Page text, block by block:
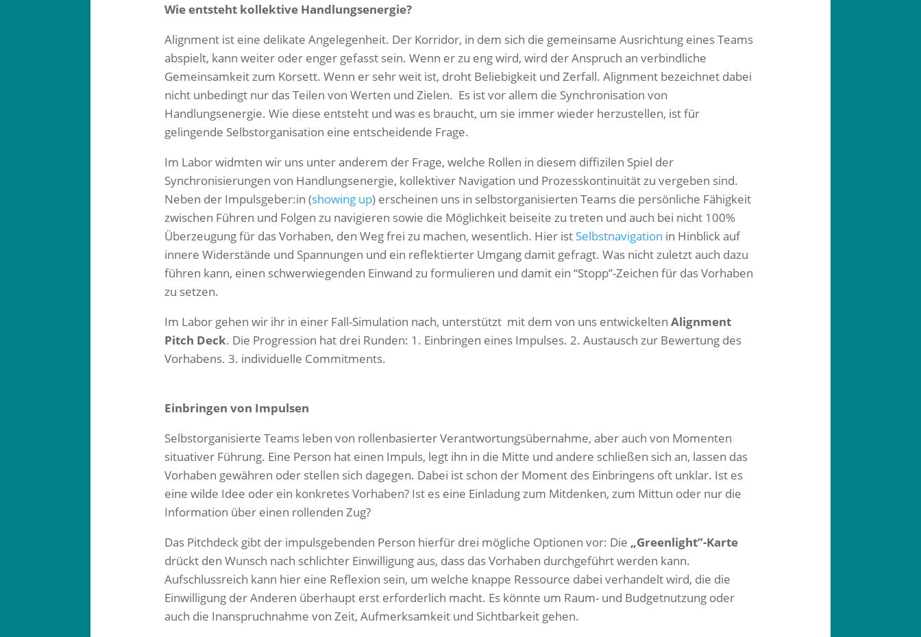
Wie entsteht kollektive Handlungsenergie?
Alignment ist eine delikate Angelegenheit. Der Korridor, in dem sich die gemeinsame Ausrichtung eines Teams
abspielt, kann weiter oder enger gefasst sein. Wenn er zu eng wird, wird der Anspruch an verbindliche
Gemeinsamkeit zum Korsett. Wenn er sehr weit ist, droht Beliebigkeit und Zerfall. Alignment bezeichnet dabei
nicht unbedingt nur das Teilen von Werten und Zielen. Es ist vor allem die Synchronisation von
Handlungsenergie. Wie diese entsteht und was es braucht, um sie immer wieder herzustellen, ist für
gelingende Selbstorganisation eine entscheidende Frage.
Im Labor widmten wir uns unter anderem der Frage, welche Rollen in diesem diffizilen Spiel der
Synchronisierungen von Handlungsenergie, kollektiver Navigation und Prozesskontinuität zu vergeben sind.
Neben der Impulsgeber:in (showing up) erscheinen uns in selbstorganisierten Teams die persönliche Fähigkeit
zwischen Führen und Folgen zu navigieren sowie die Möglichkeit beiseite zu treten und auch bei nicht 100%
Überzeugung für das Vorhaben, den Weg frei zu machen, wesentlich. Hier ist Selbstnavigation in Hinblick auf
innere Widerstände und Spannungen und ein reflektierter Umgang damit gefragt. Was nicht zuletzt auch dazu
führen kann, einen schwerwiegenden Einwand zu formulieren und damit ein “Stopp”-Zeichen für das Vorhaben
zu setzen.
Im Labor gehen wir ihr in einer Fall-Simulation nach, unterstützt mit dem von uns entwickelten Alignment
Pitch Deck. Die Progression hat drei Runden: 1. Einbringen eines Impulses. 2. Austausch zur Bewertung des
Vorhabens. 3. individuelle Commitments.
Einbringen von Impulsen
Selbstorganisierte Teams leben von rollenbasierter Verantwortungsübernahme, aber auch von Momenten
situativer Führung. Eine Person hat einen Impuls, legt ihn in die Mitte und andere schließen sich an, lassen das
Vorhaben gewähren oder stellen sich dagegen. Dabei ist schon der Moment des Einbringens oft unklar. Ist es
eine wilde Idee oder ein konkretes Vorhaben? Ist es eine Einladung zum Mitdenken, zum Mittun oder nur die
Information über einen rollenden Zug?
Das Pitchdeck gibt der impulsgebenden Person hierfür drei mögliche Optionen vor: Die „Greenlight”-Karte
drückt den Wunsch nach schlichter Einwilligung aus, dass das Vorhaben durchgeführt werden kann.
Aufschlussreich kann hier eine Reflexion sein, um welche knappe Ressource dabei verhandelt wird, die die
Einwilligung der Anderen überhaupt erst erforderlich macht. Es könnte um Raum- und Budgetnutzung oder
auch die Inanspruchnahme von Zeit, Aufmerksamkeit und Sichtbarkeit gehen.